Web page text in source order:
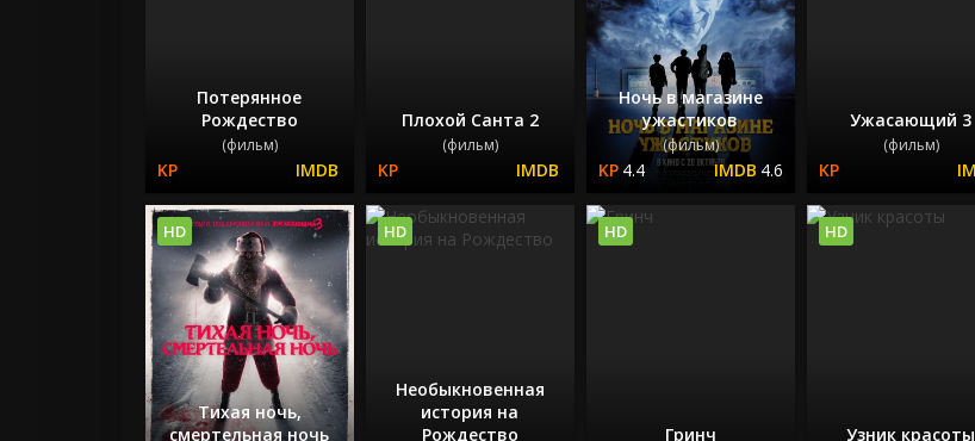
Потерянное
Рождество
(фильм)
Плохой Санта 2
(фильм)
Ночь в магазине
ужастиков
(фильм)
4.4 4.6
Ужасающий 3
(фильм)
Тихая ночь,
смертельная ночь
HD
Необыкновенная
история на
Рождество
HD
Гринч
HD
Узник красоты
HD